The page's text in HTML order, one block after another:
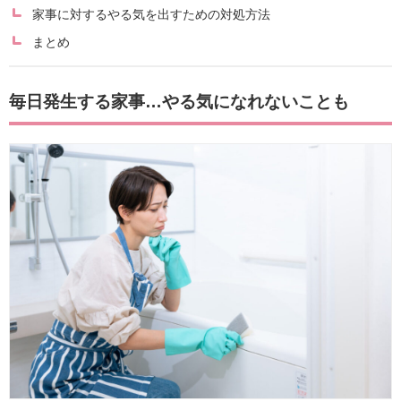
家事に対するやる気を出すための対処方法
まとめ
毎日発生する家事…やる気になれないことも